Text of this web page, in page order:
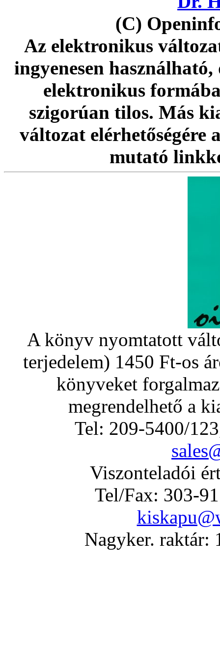
(C)
Az elektronikus
ingyenesen
elektronikus
szigorúan tilos. Más
változat elérhetőségére
mutató
A könyv nyomtatott
terjedelem) 1450 Ft-os
könyveket
megrendelhető a
Tel: 209-5400/
Viszonteladói
Tel/Fax: 303-
Nagyker. raktár: